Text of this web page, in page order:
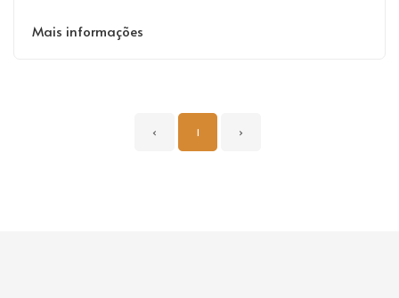
Mais informações
‹ 1 ›